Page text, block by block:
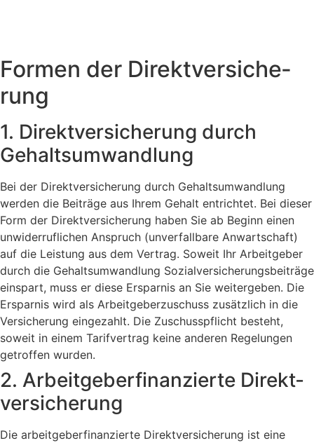
Formen der Direkt­ver­si­che­
rung
1. Direkt­ver­si­che­rung durch
Gehalts­um­wand­lung
Bei der Direktversicherung durch Gehaltsumwandlung
werden die Beiträge aus Ihrem Gehalt entrichtet. Bei dieser
Form der Direktversicherung haben Sie ab Beginn einen
unwiderruflichen Anspruch (unverfallbare Anwartschaft)
auf die Leistung aus dem Vertrag. Soweit Ihr Arbeitgeber
durch die Gehaltsumwandlung Sozialversicherungsbeiträge
einspart, muss er diese Ersparnis an Sie weitergeben. Die
Ersparnis wird als Arbeitgeberzuschuss zusätzlich in die
Versicherung eingezahlt. Die Zuschusspflicht besteht,
soweit in einem Tarifvertrag keine anderen Regelungen
getroffen wurden.
2. Arbeit­ge­ber­fi­nan­zierte Direkt­
ver­si­che­rung
Die arbeitgeberfinanzierte Direktversicherung ist eine